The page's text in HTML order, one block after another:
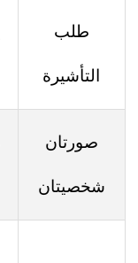
طلب
التأشيرة
صورتان
شخصيتان